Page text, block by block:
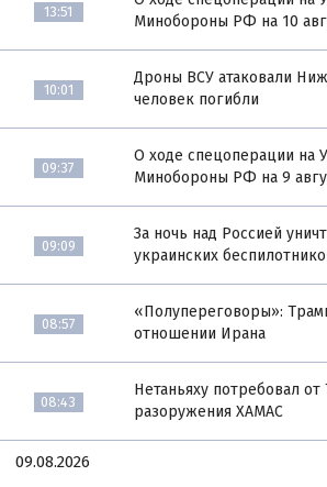
13:51
Минобороны РФ на 10
10:01
Дроны ВСУ атаковали
человек погибли
09:37
О ходе спецоперации на
Минобороны РФ на 9
09:09
За ночь над Россией
украинских
08:57
«Полупереговоры»:
отношении Ирана
08:43
Нетаньяху потребовал от
разоружения ХАМАС
09.08.2026